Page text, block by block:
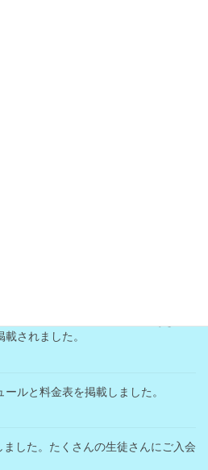
されました。
ルと料金表を掲載しました。
した。たくさんの生徒さんにご入会